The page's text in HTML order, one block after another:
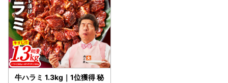
牛ハラミ 1.3kg｜1位獲得 秘